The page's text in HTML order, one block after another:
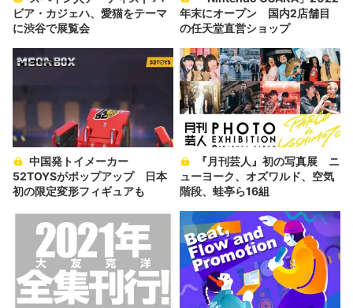
ビア・カジェハ、愛猫をテーマ
に渋谷で展覧会
年末にオープン 国内2店舗目
の任天堂直営ショップ
52TOYSがポップアップ 日本
初の限定変形フィギュアも
ューヨーク、オズワルド、空気
階段、蛙亭ら16組